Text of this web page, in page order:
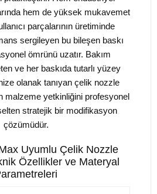
hem de yüksek mukavemet
parçalarının üretiminde
sergileyen bu bileşen baskı
ömrünü uzatır. Bakım
ve her baskıda tutarlı yüzey
olanak tanıyan çelik nozzle
malzeme yetkinliğini profesyonel
stratejik bir modifikasyon
çözümüdür.
Uyumlu Çelik Nozzle
Özellikler ve Materyal